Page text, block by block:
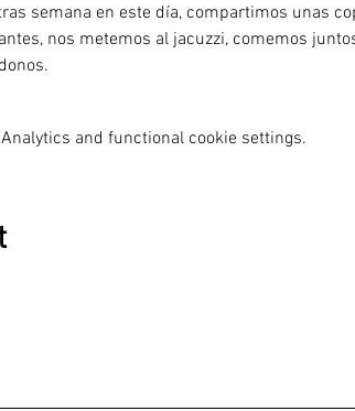
semana en este día, compartimos unas
nos metemos al jacuzzi, comemos
and functional cookie settings.